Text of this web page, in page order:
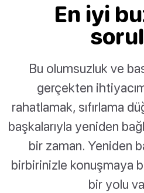
En iyi
Bu olumsuzluk ve
gerçekten
rahatlamak, sıfırlama
başkalarıyla yeniden
bir zaman. Yeniden
birbirinizle konuşmaya
bir yolu